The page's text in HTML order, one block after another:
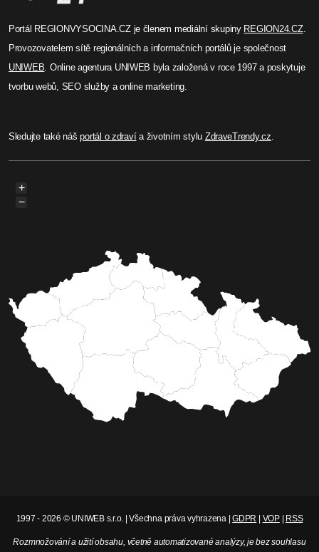
Portál REGIONVYSOCINA.CZ je členem mediální skupiny REGION24.CZ.
Provozovatelem sítě regionálních a informačních portálů je společnost
UNIWEB . Online agentura UNIWEB byla založená v roce 1997 a poskytuje
tvorbu webů, SEO služby a online marketing.
Sledujte také nášportál o zdravía životním stylu ZdraveTrendy.cz
+
−
1997 - 2026 © UNIWEB s.r.o. | Všechna práva vyhrazena |GDPR | VOP| RSS
Rozmnožování a užití obsahu, včetně automatizované analýzy, je bez souhlasu